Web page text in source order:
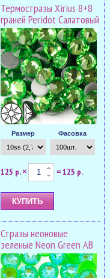
Термостразы Xirius 8+8
граней Peridot Салатовый
Размер Фасовка
125 р.× = 125 р.
Стразы неоновые
зеленые Neon Green AB